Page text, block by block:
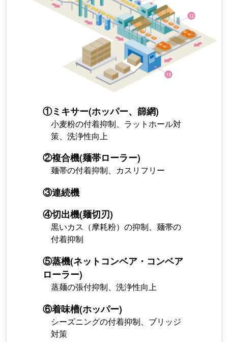
①ミキサー(ホッパー、篩網)
小麦粉の付着抑制、ラットホール対
策、洗浄性向上
②複合機(麺帯ローラー)
麺帯の付着抑制、カスリフリー
③連続機
④切出機(麺切刃)
黒いカス（摩耗粉）の抑制、麺帯の
付着抑制
⑤蒸機(ネットコンベア・コンベア
ローラー)
蒸麺の張付抑制、洗浄性向上
⑥着味槽(ホッパー)
シーズニングの付着抑制、ブリッジ
対策